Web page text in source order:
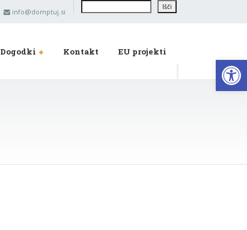
info@domptuj.si
Išči
Dogodki Kontakt EU projekti